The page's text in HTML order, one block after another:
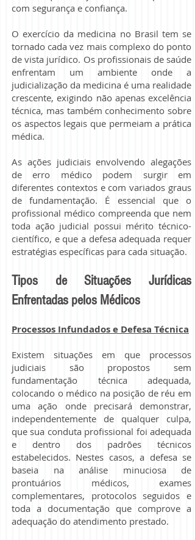
com segurança e confiança.
O exercício da medicina no Brasil tem se
tornado cada vez mais complexo do ponto
de vista jurídico. Os profissionais de saúde
enfrentam um ambiente onde a
judicialização da medicina é uma realidade
crescente, exigindo não apenas excelência
técnica, mas também conhecimento sobre
os aspectos legais que permeiam a prática
médica.
As ações judiciais envolvendo alegações
de erro médico podem surgir em
diferentes contextos e com variados graus
de fundamentação. É essencial que o
profissional médico compreenda que nem
toda ação judicial possui mérito técnico-
científico, e que a defesa adequada requer
estratégias específicas para cada situação.
Tipos de Situações Jurídicas
Enfrentadas pelos Médicos
Processos Infundados e Defesa Técnica
Existem situações em que processos
judiciais são propostos sem
fundamentação técnica adequada,
colocando o médico na posição de réu em
uma ação onde precisará demonstrar,
independentemente de qualquer culpa,
que sua conduta profissional foi adequada
e dentro dos padrões técnicos
estabelecidos. Nestes casos, a defesa se
baseia na análise minuciosa de
prontuários médicos, exames
complementares, protocolos seguidos e
toda a documentação que comprove a
adequação do atendimento prestado.